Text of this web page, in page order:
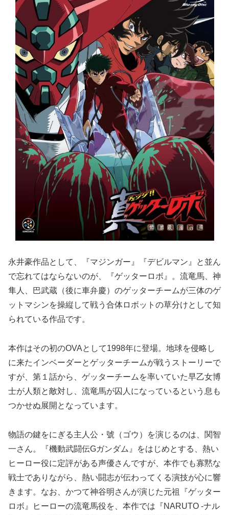
永井豪作品として、『マジンガー』『デビルマン』と並ん
で忘れてはならないのが、『ゲッターロボ』。流竜馬、神
隼人、巴武蔵（後に車弁慶）のゲッターチームが三体のゲ
ットマシンを操縦して戦う合体ロボットの草分けとして知
られている作品です。
本作はその初のOVAとして1998年に登場。地球を侵略し
に来たインベーダーとゲッターチームが戦うストーリーで
すが、第１話から、ゲッターチームを率いていた早乙女博
士が人類と敵対し、流竜馬が囚人になっているという息も
つかせぬ展開となっています。
物語の鍵をにぎる主人公・號（ゴウ）を演じるのは、関智
一さん。『機動武闘伝Gガンダム』をはじめとする、熱い
ヒーロー役に定評がある声優さんですが、本作でも寡黙な
戦士でありながら、熱い闘志が伝わってくる演技が心に響
きます。なお、かつて神谷明さんが演じた元祖『ゲッター
ロボ』ヒーローの流竜馬役を、本作では『NARUTO -ナル